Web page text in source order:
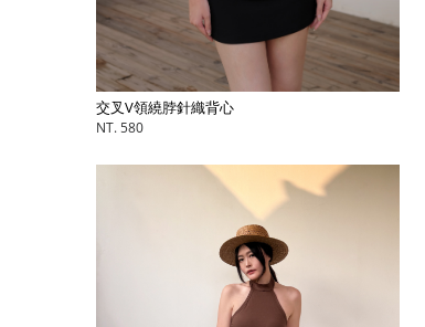
交叉V領繞脖針織背心
NT. 580